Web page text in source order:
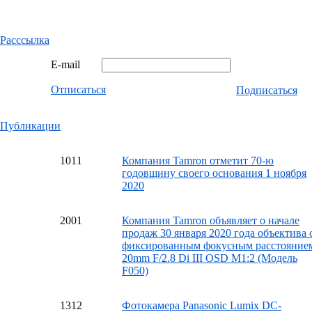
Расссылка
E-mail
Отписаться Подписаться
Публикации
1011
Компания Tamron отметит 70-ю
годовщину своего основания 1 ноября
2020
2001
Компания Tamron объявляет о начале
продаж 30 января 2020 года объектива
фиксированным фокусным
20mm F/2.8 Di III OSD M1:2 (Модель
F050)
1312 Фотокамера Panasonic Lumix DC-